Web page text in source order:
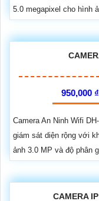
5.0 megapixel cho hình
950,000 ₫
Camera An Ninh Wifi
giám sát diện rộng với
ảnh 3.0 MP và độ phân
CAMERA